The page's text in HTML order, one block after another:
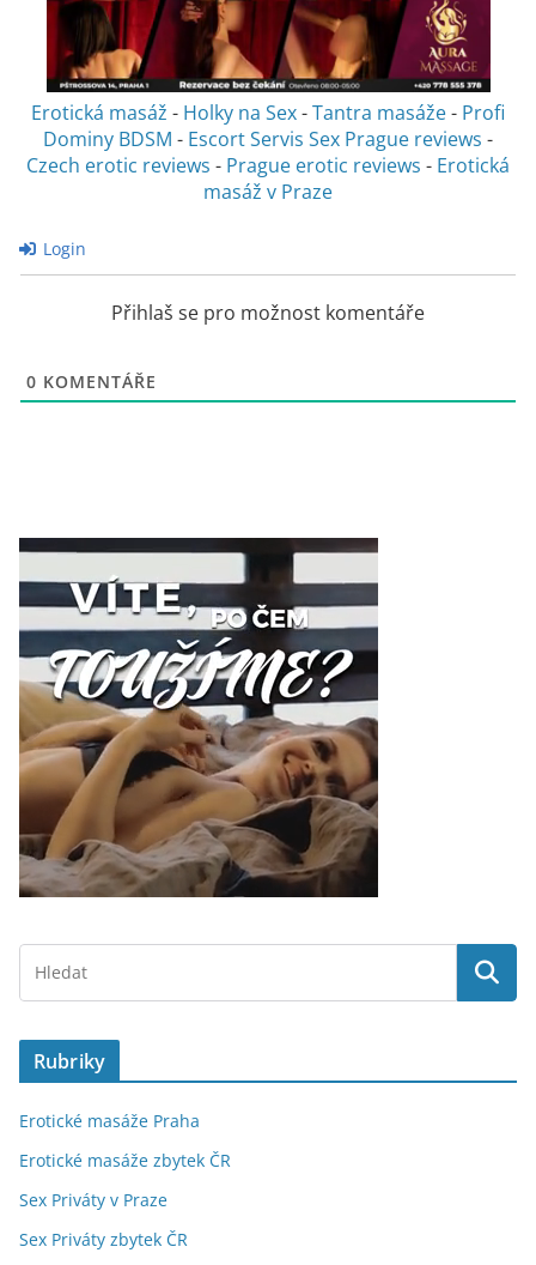
Erotická masáž - Holky na Sex-Tantra masáže- Profi
Dominy BDSM - Escort Servis Sex Prague reviews -
Czech erotic reviews - Prague erotic reviews - Erotická
masáž v Praze
Login
Přihlaš se pro možnost komentáře
0 KOMENTÁŘE
Rubriky
Erotické masáže Praha
Erotické masáže zbytek ČR
Sex Priváty v Praze
Sex Priváty zbytek ČR